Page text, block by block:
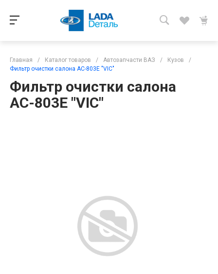
Главная / Каталог товаров / Автозапчасти ВАЗ / Кузов
/
Фильтр очистки салона АС-803Е "VIC"
Фильтр очистки салона
АС-803Е "VIC"